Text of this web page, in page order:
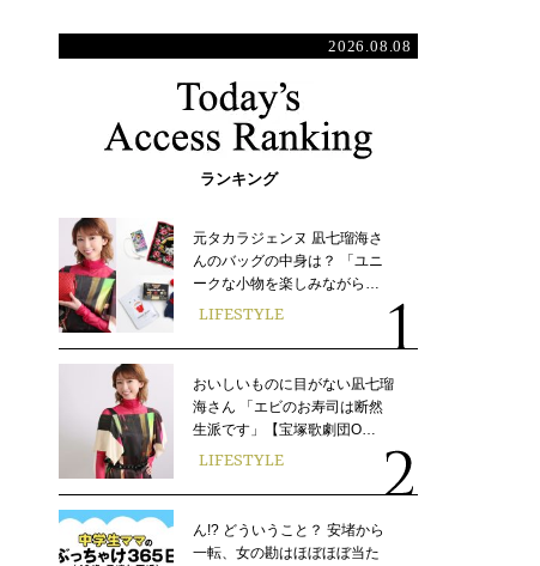
2026.08.08
ランキング
元タカラジェンヌ 凪七瑠海さ
んのバッグの中身は？ 「ユニ
ークな小物を楽しみながら…
LIFESTYLE
おいしいものに目がない凪七瑠
海さん 「エビのお寿司は断然
生派です」【宝塚歌劇団O…
LIFESTYLE
ん!? どういうこと？ 安堵から
一転、女の勘はほぼほぼ当た